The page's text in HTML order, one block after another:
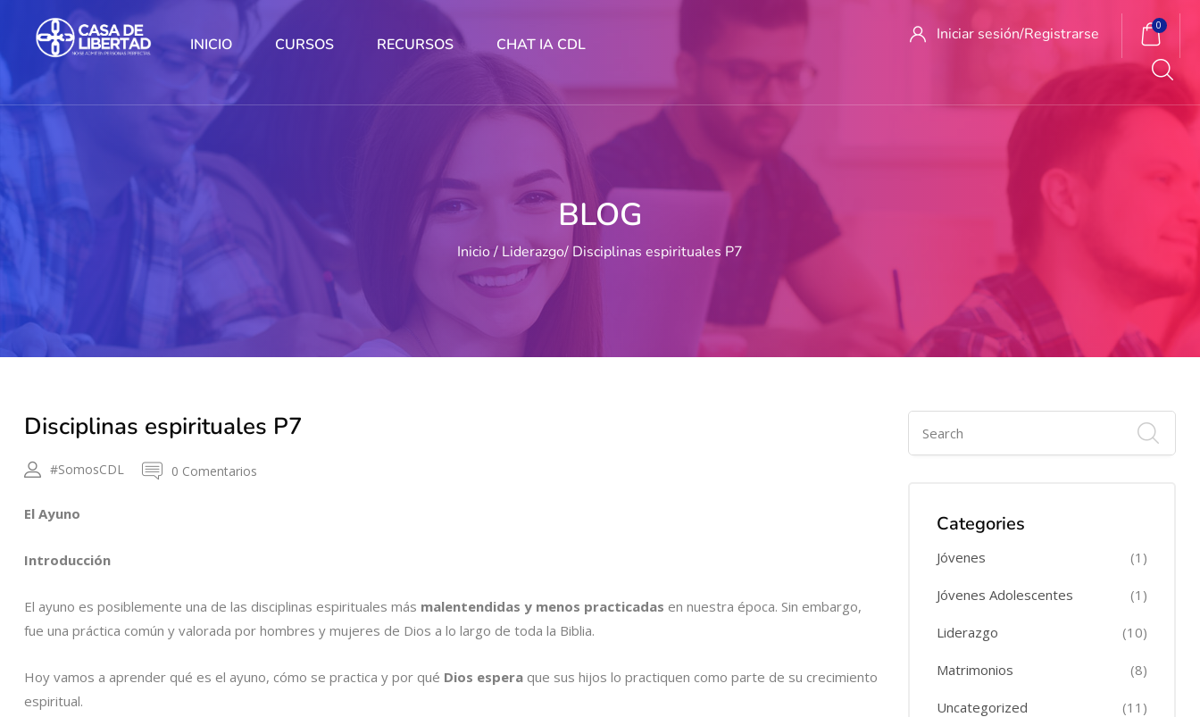
INICIO CURSOS RECURSOS CHAT IA CDL
Iniciar sesión/Registrarse 0
BLOG
Inicio Liderazgo Disciplinas espirituales P7
Disciplinas espirituales P7
#SomosCDL 0 Comentarios
El Ayuno
Introducción
El ayuno es posiblemente una de las disciplinas espirituales más malentendidas y menos practicadas en nuestra época. Sin embargo,
fue una práctica común y valorada por hombres y mujeres de Dios a lo largo de toda la Biblia.
Hoy vamos a aprender qué es el ayuno, cómo se practica y por qué Dios espera que sus hijos lo practiquen como parte de su crecimiento
espiritual.
Categories
Jóvenes (1)
Jóvenes Adolescentes (1)
Liderazgo (10)
Matrimonios (8)
Uncategorized (11)